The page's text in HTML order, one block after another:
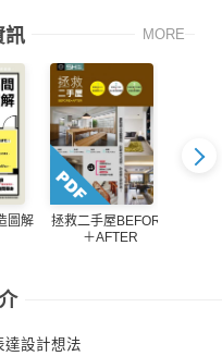
訊 MORE
圖解
拯救二手屋BEFORE
＋AFTER
達設計想法